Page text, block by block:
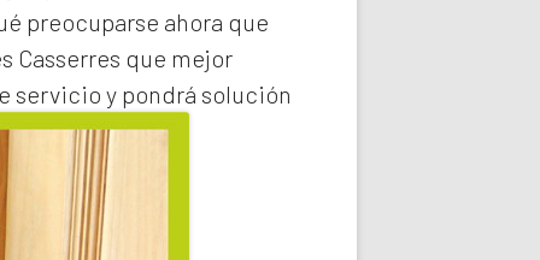
preocuparse ahora que
Casserres que mejor
servicio y pondrá solución